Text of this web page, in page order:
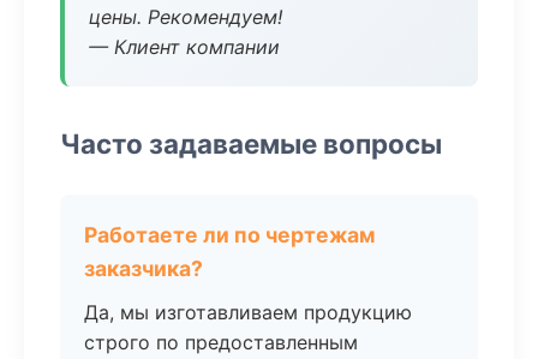
цены. Рекомендуем!
— Клиент компании
Часто задаваемые вопросы
Работаете ли по чертежам
заказчика?
Да, мы изготавливаем продукцию
строго по предоставленным